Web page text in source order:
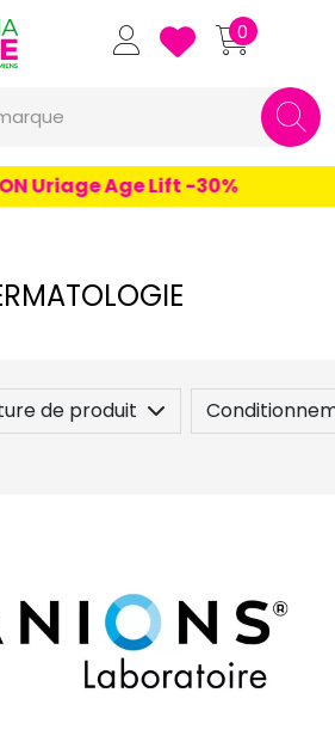
Pharmaforce Grande Pharmacie
0
Uriage Age Lift -30%
de produit